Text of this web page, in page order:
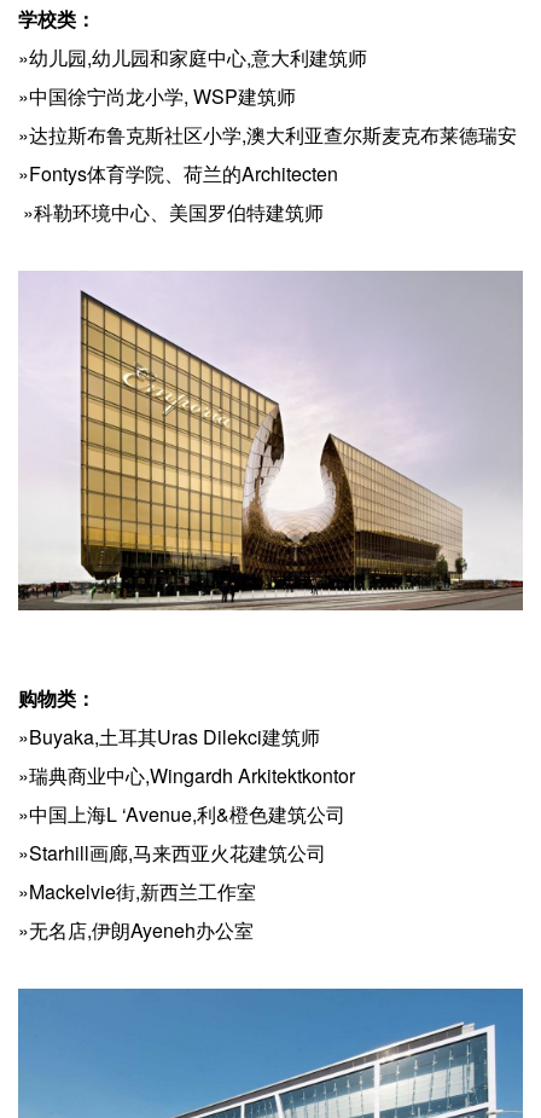
学校类：
»幼儿园,幼儿园和家庭中心,意大利建筑师
»中国徐宁尚龙小学, WSP建筑师
»达拉斯布鲁克斯社区小学,澳大利亚查尔斯麦克布莱德瑞安
»Fontys体育学院、荷兰的Architecten
»科勒环境中心、美国罗伯特建筑师
购物类：
»Buyaka,土耳其Uras Dilekci建筑师
»瑞典商业中心,Wingardh Arkitektkontor
»中国上海L ‘Avenue,利&橙色建筑公司
»Starhill画廊,马来西亚火花建筑公司
»Mackelvie街,新西兰工作室
»无名店,伊朗Ayeneh办公室